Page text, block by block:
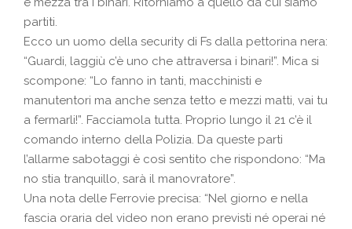
partiti.
Ecco un uomo della security di Fs dalla pettorina nera:
“Guardi, laggiù c’è uno che attraversa i binari!”. Mica si
scompone: “Lo fanno in tanti, macchinisti e
manutentori ma anche senza tetto e mezzi matti, vai tu
a fermarli!”. Facciamola tutta. Proprio lungo il 21 c’è il
comando interno della Polizia. Da queste parti
l’allarme sabotaggi è così sentito che rispondono: “Ma
no stia tranquillo, sarà il manovratore”.
Una nota delle Ferrovie precisa: “Nel giorno e nella
fascia oraria del video non erano previsti né operai né